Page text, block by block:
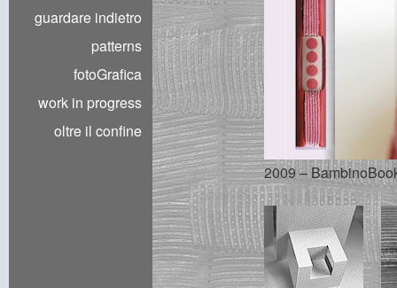
guardare indietro
patterns
fotoGrafica
work in progress
oltre il confine
2009 –